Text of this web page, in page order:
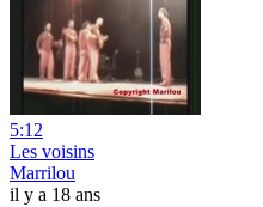
5:12
Les voisins
Marrilou
il y a 18 ans